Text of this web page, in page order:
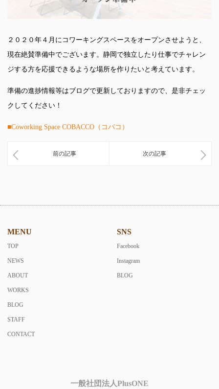
２０２０年４月にコワーキングスペースをオープンさせようと、
現在絶賛準備中でございます。静岡で独立したり仕事でチャレン
ジする方を応援できるような場所を作りたいと考えています。
準備の進捗情報等はブログで更新しておりますので、是非チェッ
クしてください！
■Coworking Space COBACCO（コバコ）
前の記事 次の記事
MENU
TOP
NEWS
ABOUT
WORKS
BLOG
STAFF
CONTACT
SNS
Facebook
Instagram
BLOG
一般社団法人PlusONE